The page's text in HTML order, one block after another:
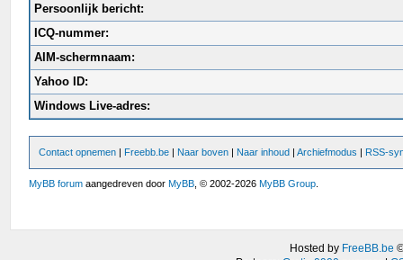
Persoonlijk bericht:
ICQ-nummer:
AIM-schermnaam:
Yahoo ID:
Windows Live-adres:
Contact opnemen | Freebb.be | Naar boven | Naar inhoud |Archiefmodus | RSS-
MyBB forum aangedreven doorMyBB , © 2002-2026MyBB Group
Hosted by FreeBB.be